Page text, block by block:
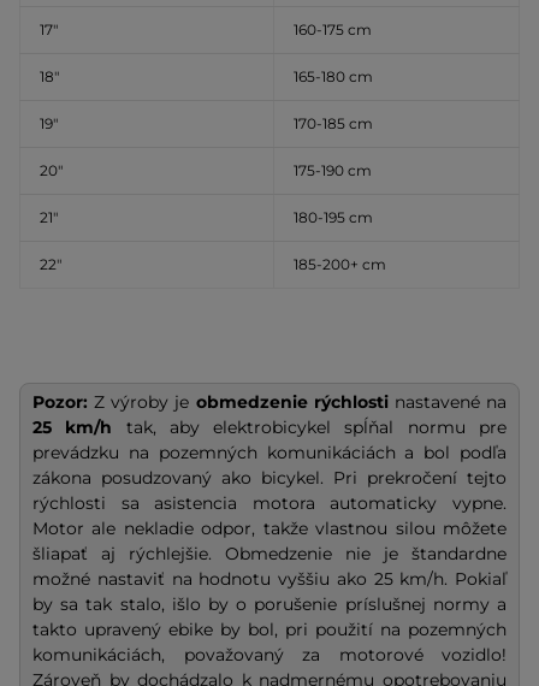
17″ 160-175 cm
18″ 165-180 cm
19″ 170-185 cm
20″ 175-190 cm
21″ 180-195 cm
22″ 185-200+ cm
Pozor: Z výroby je obmedzenie rýchlostinastavené na
25 km/h tak, aby elektrobicykel spĺňal normu pre
prevádzku na pozemných komunikáciách a bol podľa
zákona posudzovaný ako bicykel. Pri prekročení tejto
rýchlosti sa asistencia motora automaticky vypne.
Motor ale nekladie odpor, takže vlastnou silou môžete
šliapať aj rýchlejšie. Obmedzenie nie je štandardne
možné nastaviť na hodnotu vyššiu ako 25 km/h. Pokiaľ
by sa tak stalo, išlo by o porušenie príslušnej normy a
takto upravený ebike by bol, pri použití na pozemných
komunikáciách, považovaný za motorové vozidlo!
Zároveň by dochádzalo k nadmernému opotrebovaniu